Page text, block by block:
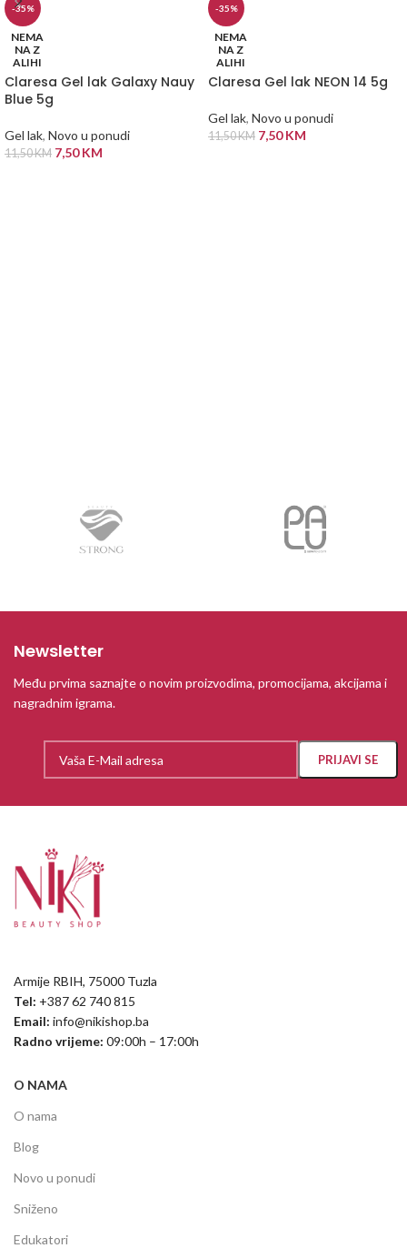
-35%
NEMA
NA Z
ALIHI
Claresa Gel lak Galaxy Nauy
Blue 5g
Gel lak, Novo u ponudi
11,50KM 7,50KM
-35%
NEMA
NA Z
ALIHI
Claresa Gel lak NEON 14 5g
Gel lak, Novo u ponudi
11,50KM 7,50KM
Newsletter
Među prvima saznajte o novim proizvodima, promocijama, akcijama i
nagradnim igrama.
Armije RBIH, 75000 Tuzla
Tel: +387 62 740 815
Email: info@nikishop.ba
Radno vrijeme: 09:00h – 17:00h
O NAMA
O nama
Blog
Novo u ponudi
Sniženo
Edukatori